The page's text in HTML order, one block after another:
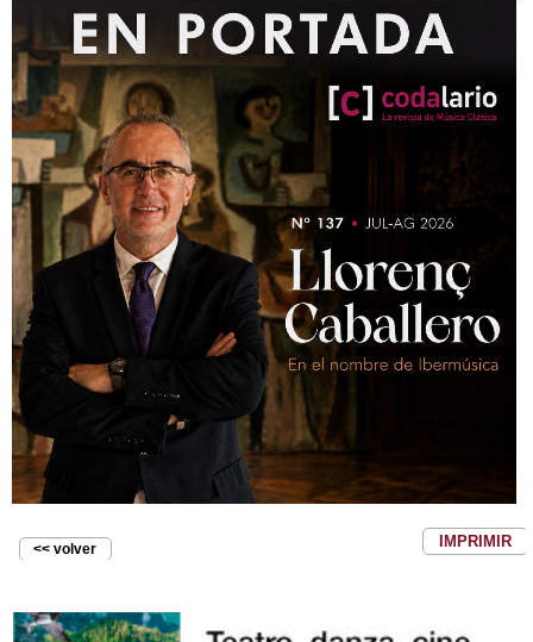
<< volver IMPRIMIR